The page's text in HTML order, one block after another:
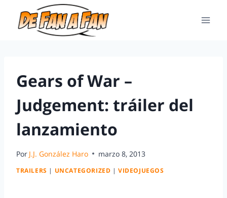
Gears of War –
Judgement: tráiler del
lanzamiento
Por J.J. González Haro marzo 8, 2013
TRAILERS | UNCATEGORIZED |VIDEOJUEGOS